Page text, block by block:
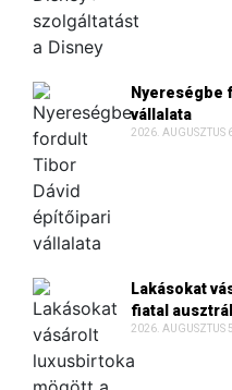
Nyereségbe
vállalata
2026. AUGUSZTUS
Lakásokat
fiatal
2026. AUGUSZTUS